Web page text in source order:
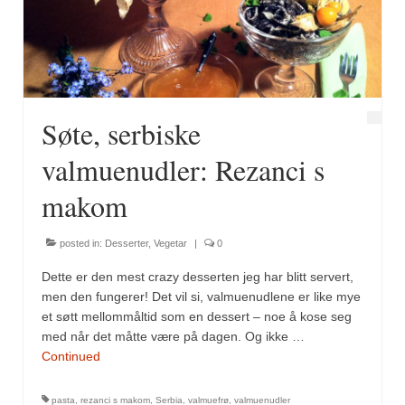
Gryteretter
Snacks
Supper
Vegetar
Krydder, oppskrifter
Albóndigaskrydder
Søte, serbiske
valmuenudler: Rezanci s
makom
posted in: Desserter, Vegetar | 0
Dette er den mest crazy desserten jeg har blitt servert,
men den fungerer! Det vil si, valmuenudlene er like mye
et søtt mellommåltid som en dessert – noe å kose seg
med når det måtte være på dagen. Og ikke …
Continued
pasta rezanci s makom Serbia valmuefrø valmuenudler